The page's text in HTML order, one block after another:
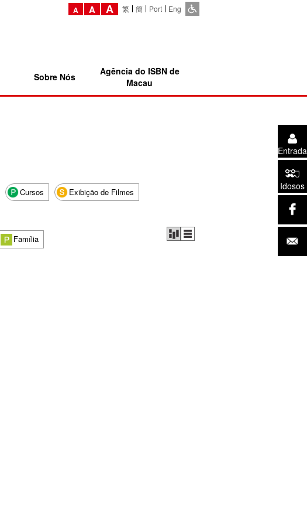
A A A 繁 簡 Port Eng
Sobre Nós
Agência do ISBN de
Macau
Entrada
Idosos
Cursos
Exibição de Filmes
Família